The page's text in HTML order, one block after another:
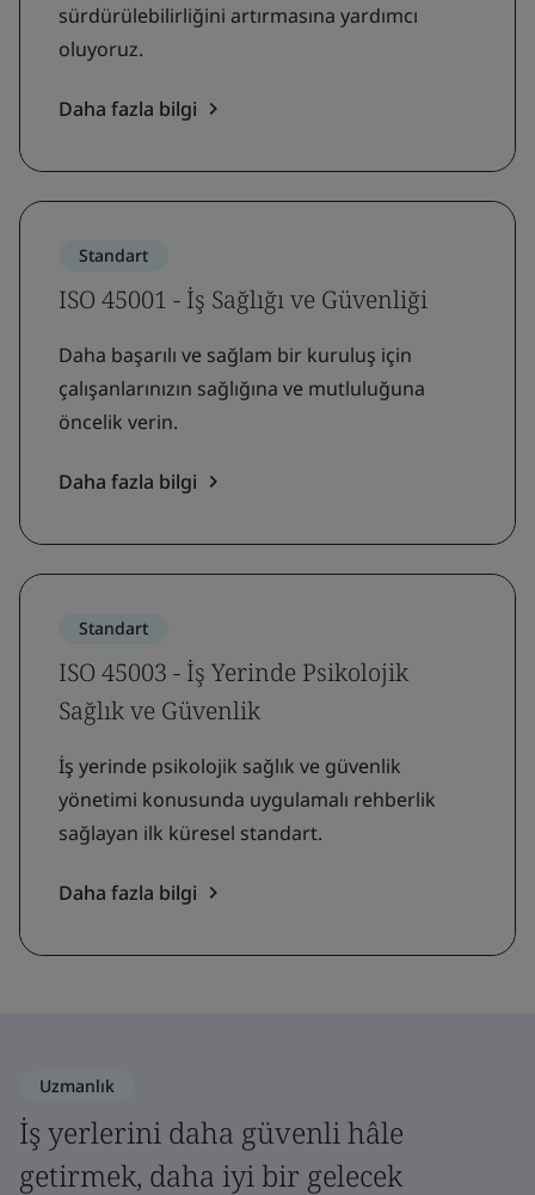
sürdürülebilirliğini artırmasına yardımcı
oluyoruz.
Daha fazla bilgi
Standart
ISO 45001 - İş Sağlığı ve Güvenliği
Daha başarılı ve sağlam bir kuruluş için
çalışanlarınızın sağlığına ve mutluluğuna
öncelik verin.
Daha fazla bilgi
Standart
ISO 45003 - İş Yerinde Psikolojik
Sağlık ve Güvenlik
İş yerinde psikolojik sağlık ve güvenlik
yönetimi konusunda uygulamalı rehberlik
sağlayan ilk küresel standart.
Daha fazla bilgi
Uzmanlık
İş yerlerini daha güvenli hâle
getirmek, daha iyi bir gelecek